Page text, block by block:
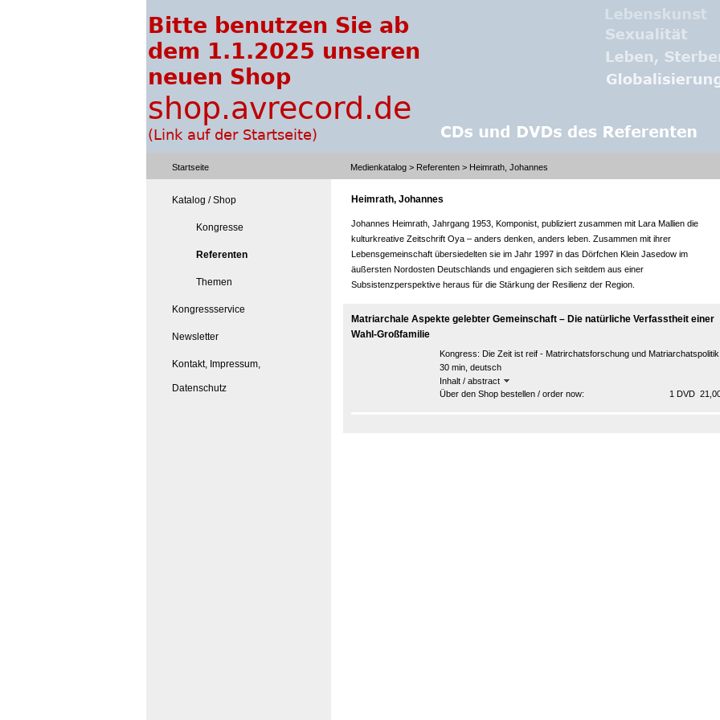
Startseite Medienkatalog > Referenten > Heimrath, Johannes
Katalog / Shop
Kongresse
Referenten
Themen
Kongressservice
Newsletter
Kontakt, Impressum,
Datenschutz
Heimrath, Johannes
Johannes Heimrath, Jahrgang 1953, Komponist, publiziert zusammen mit Lara Mallien die
kulturkreative Zeitschrift Oya – anders denken, anders leben. Zusammen mit ihrer
Lebensgemeinschaft übersiedelten sie im Jahr 1997 in das Dörfchen Klein Jasedow im
äußersten Nordosten Deutschlands und engagieren sich seitdem aus einer
Subsistenzperspektive heraus für die Stärkung der Resilienz der Region.
Matriarchale Aspekte gelebter Gemeinschaft – Die natürliche Verfasstheit einer
Wahl-Großfamilie
Kongress: Die Zeit ist reif - Matrirchatsforschung und Matriarchatspolitik
30 min, deutsch
Inhalt / abstract
Über den Shop bestellen / order now:
1 DVD